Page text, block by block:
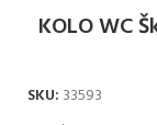
KOLO WC
SKU: 33593